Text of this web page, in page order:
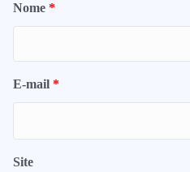
Nome *
E-mail *
Site